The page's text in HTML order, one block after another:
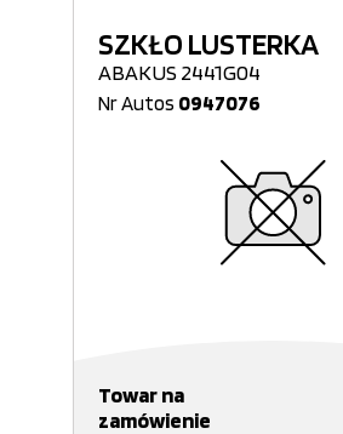
SZKŁO LUSTERKA
ABAKUS 2441G04
Nr Autos 0947076
Towar na
zamówienie